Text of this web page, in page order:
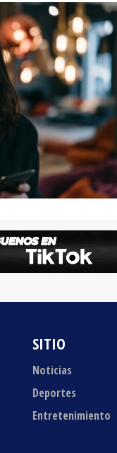
SITIO
Noticias
Deportes
Entretenimiento